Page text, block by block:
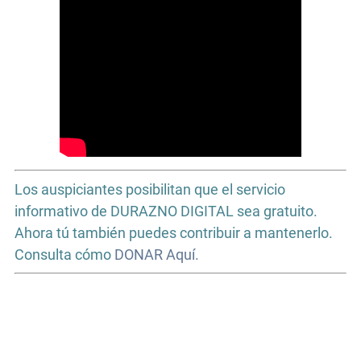
Los auspiciantes posibilitan que el servicio
informativo de DURAZNO DIGITAL sea gratuito.
Ahora tú también puedes contribuir a mantenerlo.
Consulta cómo DONAR Aquí.